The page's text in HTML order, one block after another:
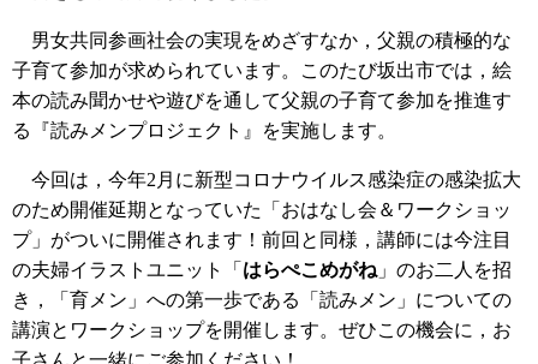
男女共同参画社会の実現をめざすなか，父親の積極的な
子育て参加が求められています。このたび坂出市では，絵
本の読み聞かせや遊びを通して父親の子育て参加を推進す
る『読みメンプロジェクト』を実施します。
今回は，今年2月に新型コロナウイルス感染症の感染拡大
のため開催延期となっていた「おはなし会＆ワークショッ
プ」がついに開催されます！前回と同様，講師には今注目
の夫婦イラストユニット「 はらぺこめがね 」のお二人を招
き，「育メン」への第一歩である「読みメン」についての
講演とワークショップを開催します。ぜひこの機会に，お
子さんと一緒にご参加ください！